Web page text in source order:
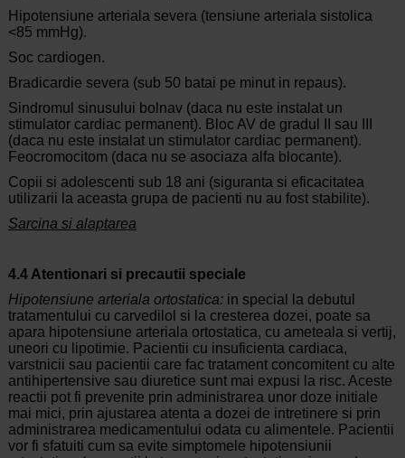
Hipotensiune arteriala severa (tensiune arteriala sistolica
<85 mmHg).
Soc cardiogen.
Bradicardie severa (sub 50 batai pe minut in repaus).
Sindromul sinusului bolnav (daca nu este instalat un
stimulator cardiac permanent). Bloc AV de gradul II sau III
(daca nu este instalat un stimulator cardiac permanent).
Feocromocitom (daca nu se asociaza alfa blocante).
Copii si adolescenti sub 18 ani (siguranta si eficacitatea
utilizarii la aceasta grupa de pacienti nu au fost stabilite).
Sarcina si alaptarea
4.4 Atentionari si precautii speciale
Hipotensiune arteriala ortostatica: in special la debutul
tratamentului cu carvedilol si la cresterea dozei, poate sa
apara hipotensiune arteriala ortostatica, cu ameteala si vertij,
uneori cu lipotimie. Pacientii cu insuficienta cardiaca,
varstnicii sau pacientii care fac tratament concomitent cu alte
antihipertensive sau diuretice sunt mai expusi la risc. Aceste
reactii pot fi prevenite prin administrarea unor doze initiale
mai mici, prin ajustarea atenta a dozei de intretinere si prin
administrarea medicamentului odata cu alimentele. Pacientii
vor fi sfatuiti cum sa evite simptomele hipotensiunii